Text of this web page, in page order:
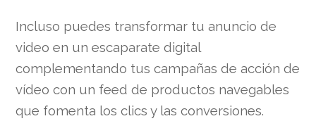
Incluso puedes transformar tu anuncio de
video en un escaparate digital
complementando tus campañas de acción de
vídeo con un feed de productos navegables
que fomenta los clics y las conversiones.